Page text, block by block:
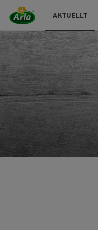
AKTUELLT